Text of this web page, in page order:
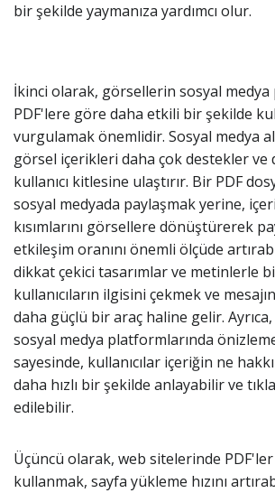
bir şekilde yaymanıza yardımcı olur.
İkinci olarak, görsellerin sosyal
PDF'lere göre daha etkili bir şekilde
vurgulamak önemlidir. Sosyal medya
görsel içerikleri daha çok destekler ve
kullanıcı kitlesine ulaştırır. Bir PDF
sosyal medyada paylaşmak yerine,
kısımlarını görsellere dönüştürerek
etkileşim oranını önemli ölçüde
dikkat çekici tasarımlar ve metinlerle
kullanıcıların ilgisini çekmek ve
daha güçlü bir araç haline gelir.
sosyal medya platformlarında
sayesinde, kullanıcılar içeriğin ne
daha hızlı bir şekilde anlayabilir ve
edilebilir.
Üçüncü olarak, web sitelerinde
kullanmak, sayfa yükleme hızını